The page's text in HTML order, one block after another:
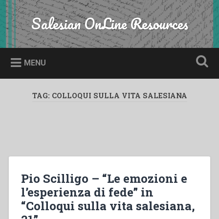
Skip
to
content
Search Salesian OnLine Resources
MENU
TAG: COLLOQUI SULLA VITA SALESIANA
Pio Scilligo – “Le emozioni e
l’esperienza di fede” in
“Colloqui sulla vita salesiana,